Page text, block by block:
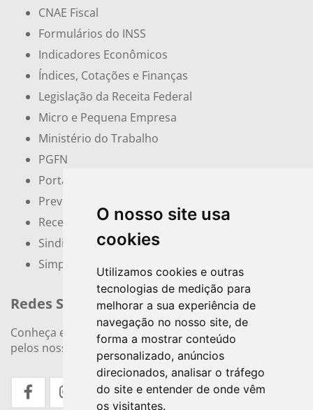
O nosso site usa
cookies
Utilizamos cookies e outras
tecnologias de medição para
melhorar a sua experiência de
navegação no nosso site, de
forma a mostrar conteúdo
personalizado, anúncios
direcionados, analisar o tráfego
do site e entender de onde vêm
os visitantes.
CNAE Fiscal
Formulários do INSS
Indicadores Econômicos
Índices, Cotações e Finanças
Legislação da Receita Federal
Micro e Pequena Empresa
Ministério do Trabalho
PGFN
Portal do Empreendedor
Previdência Social
Receita Federal
Sindicatos e Associações
Simples Nacional
Redes Sociais
Conheça e siga nossos canais. Interaja, fale conosco
pelos nossos perfis e saiba de todas as novidades.